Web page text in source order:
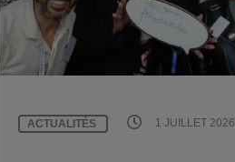
ACTUALITÉS 1 JUILLET 2026